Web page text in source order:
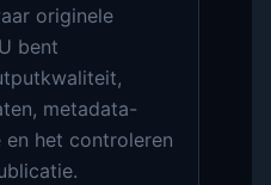
originele
bent
metadata-
en het controleren